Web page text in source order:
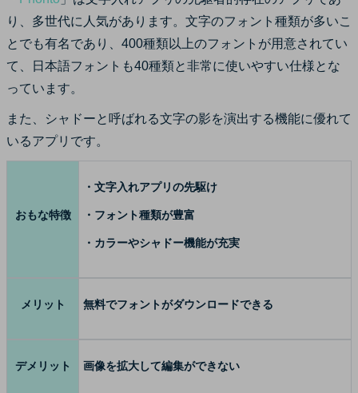
り、多世代に人気があります。文字のフォント種類が多いこ
とでも有名であり、400種類以上のフォントが用意されてい
て、日本語フォントも40種類と非常に使いやすい仕様とな
っています。
また、シャドーと呼ばれる文字の影を演出する機能に優れて
いるアプリです。
おもな特徴
・文字入れアプリの先駆け
・フォント種類が豊富
・カラーやシャドー機能が充実
メリット 無料でフォントがダウンロードできる
デメリット 画像を拡大して編集ができない